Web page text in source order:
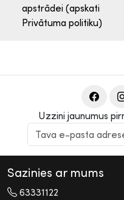
apstrādei (apskati
Privātuma politiku)
Uzzini jaunumus
Sazinies ar mums
63331122